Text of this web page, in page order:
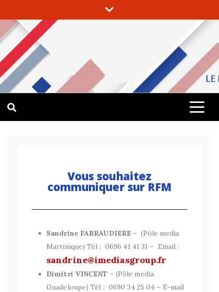
RFM GUADELOUPE – GUYANE
LE MEILLEUR DE LA MUSIQUE
Vous souhaitez
communiquer sur RFM
Sandrine FARRAUDIERE – (Pôle media
Martinique) Tél : 0696 41 41 31 – Email :
sandrine@imediasgroup.fr
Dimitri VINCENT – (Pôle media
Guadeloupe) Tél : 0690 34 25 04 – E-mail